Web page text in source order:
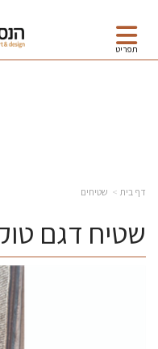
תפריט
דף בית שטיחים
שטיח דגם טוקיו